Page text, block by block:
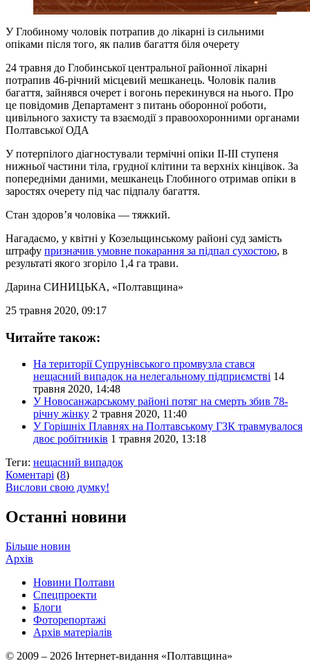
У Глобиному чоловік потрапив до лікарні із сильними
опіками після того, як палив багаття біля очерету
24 травня до Глобинської центральної районної лікарні
потрапив 46-річний місцевий мешканець. Чоловік палив
багаття, зайнявся очерет і вогонь перекинувся на нього. Про
це повідомив Департамент з питань оборонної роботи,
цивільного захисту та взаємодії з правоохоронними органами
Полтавської ОДА
У потерпілого діагностували термічні опіки ІІ-ІІІ ступеня
нижньої частини тіла, грудної клітини та верхніх кінцівок. За
попередніми даними, мешканець Глобиного отримав опіки в
заростях очерету під час підпалу багаття.
Стан здоров’я чоловіка — тяжкий.
Нагадаємо, у квітні у Козельщинському районі суд замість
штрафу призначив умовне покарання за підпал сухостою, в
результаті якого згоріло 1,4 га трави.
Дарина СИНИЦЬКА, «Полтавщина»
25 травня 2020, 09:17
Читайте також:
На території Супрунівського промвузла стався
нещасний випадок на нелегальному підприємстві 14
травня 2020, 14:48
У Новосанжарському районі потяг на смерть збив 78-
річну жінку 2 травня 2020, 11:40
У Горішніх Плавнях на Полтавському ГЗК травмувалося
двоє робітників 1 травня 2020, 13:18
Теги: нещасний випадок
Коментарі (8)
Вислови свою думку!
Останні новини
Більше новин
Архів
Новини Полтави
Спецпроекти
Блоги
Фоторепортажі
Архів матеріалів
© 2009 – 2026 Інтернет-видання «Полтавщина»